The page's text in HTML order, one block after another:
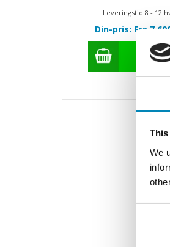
We
Leveringstid 8 - 12
Din-pris: Fra